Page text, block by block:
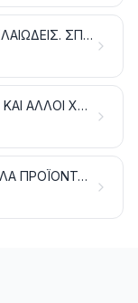
ΣΠΕΡΜΑΤΑ ΚΑΙ ΚΑΡΠΟΙ ΕΛΑΙΩΔΕΙΣ. ΣΠΕΡΜΑΤΑ, ΣΠΟΡΟΙ ΚΑΙ ΔΙΑΦΟΡΟΙ ΚΑΡΠΟΙ. ΒΙΟΜΗΧΑΝΙΚΑ ΚΑΙ ΦΑΡΜΑΚΕΥΤΙΚΑ ΦΥΤΑ. ΑΧΥΡΑ ΚΑΙ ΧΟΡΤΟΝΟΜΕΣ
ΛΑΚΚΑ·ΓΟΜΕΣ, ΡΗΤΙΝΕΣ ΚΑΙ ΑΛΛΟΙ ΧΥΜΟΙ ΚΑΙ ΕΚΧΥΛΙΣΜΑΤΑ ΦΥΤΙΚΑ
ΠΛΕΚΤΙΚΕΣ ΥΛΕΣ ΚΑΙ ΑΛΛΑ ΠΡΟΪΟΝΤΑ ΦΥΤΙΚΗΣ ΠΡΟΕΛΕΥΣΗΣ, ΠΟΥ ΔΕΝ ΚΑΤΟΝΟΜΑΖΟΝΤΑΙ ΟΥΤΕ ΠΕΡΙΛΑΜΒΑΝΟΝΤΑΙ ΑΛΛΟΥ